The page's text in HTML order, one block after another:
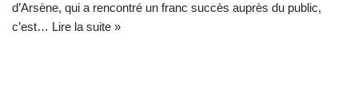
d’Arsène, qui a rencontré un franc succès auprès du public,
c’est… Lire la suite »